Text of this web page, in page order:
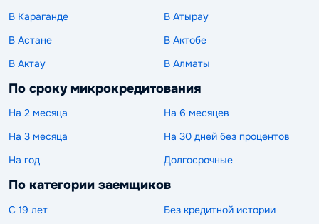
В Караганде
В Атырау
В Астане
В Актобе
В Актау
В Алматы
По сроку микрокредитования
На 2 месяца
На 6 месяцев
На 3 месяца
На 30 дней без процентов
На год
Долгосрочные
По категории заемщиков
С 19 лет
Без кредитной истории